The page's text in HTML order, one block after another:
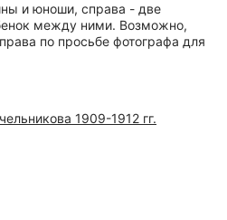
и юноши, справа - две
между ними. Возможно,
по просьбе фотографа для
1909-1912 гг.